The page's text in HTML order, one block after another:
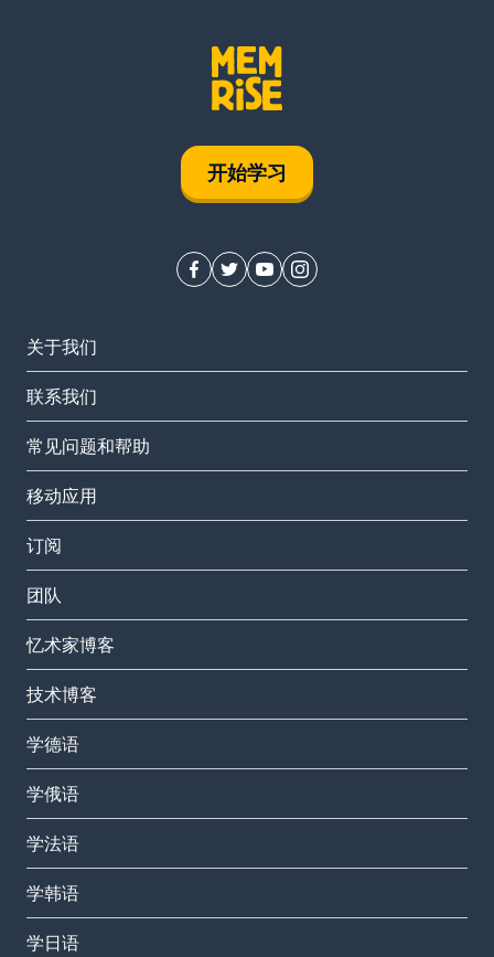
开始学习
关于我们
联系我们
常见问题和帮助
移动应用
订阅
团队
忆术家博客
技术博客
学德语
学俄语
学法语
学韩语
学日语